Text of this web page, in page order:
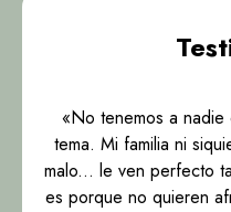
«No tenemos a
tema. Mi familia ni
malo... le ven perfecto
es porque no quieren